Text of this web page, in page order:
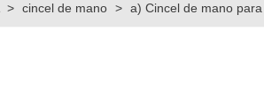
> cincel de mano > a) Cincel de mano